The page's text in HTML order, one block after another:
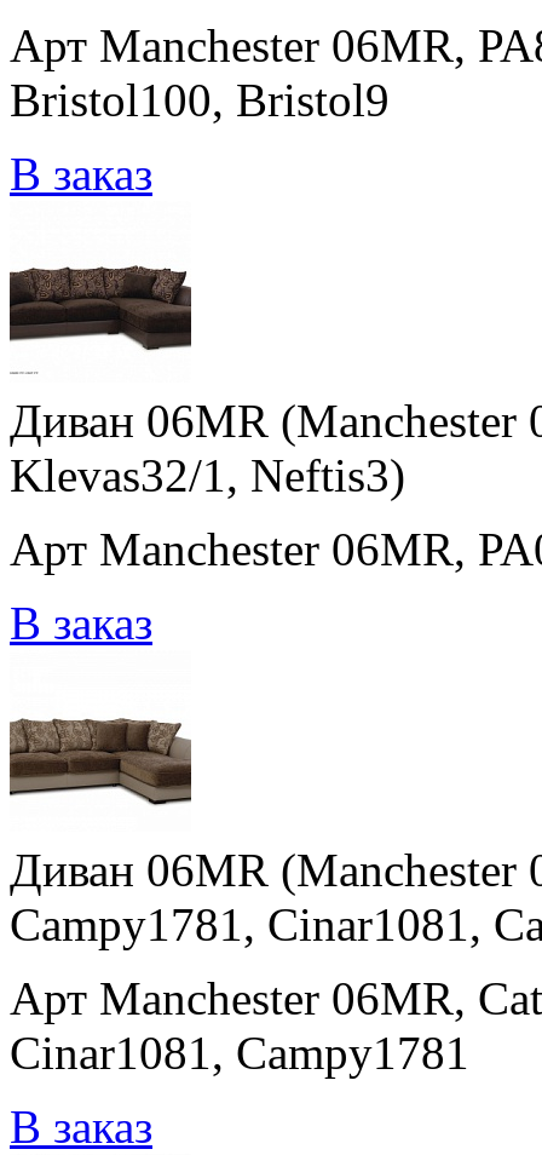
Арт Manchester 06MR,
Bristol100, Bristol9
В заказ
Диван 06MR (Manchester
Klevas32/1, Neftis3)
Арт Manchester 06MR,
В заказ
Диван 06MR (Manchester
Campy1781, Cinar1081,
Арт Manchester 06MR,
Cinar1081, Campy1781
В заказ